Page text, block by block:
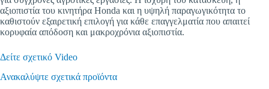
αξιοπιστία του κινητήρα Honda και η υψηλή παραγωγικότητα το
καθιστούν εξαιρετική επιλογή για κάθε επαγγελματία που απαιτεί
κορυφαία απόδοση και μακροχρόνια αξιοπιστία.
Δείτε σχετικό Video
Ανακαλύψτε σχετικά προϊόντα